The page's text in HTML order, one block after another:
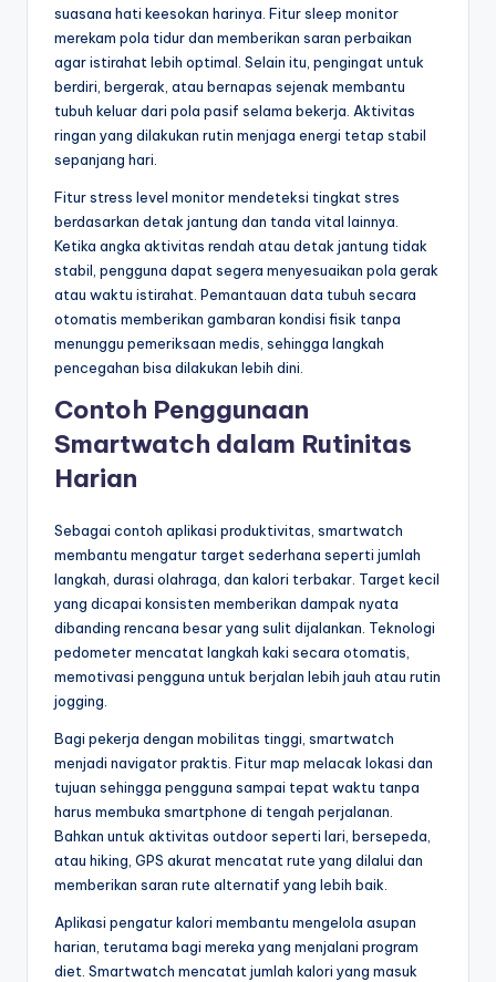
suasana hati keesokan harinya. Fitur sleep monitor
merekam pola tidur dan memberikan saran perbaikan
agar istirahat lebih optimal. Selain itu, pengingat untuk
berdiri, bergerak, atau bernapas sejenak membantu
tubuh keluar dari pola pasif selama bekerja. Aktivitas
ringan yang dilakukan rutin menjaga energi tetap stabil
sepanjang hari.
Fitur stress level monitor mendeteksi tingkat stres
berdasarkan detak jantung dan tanda vital lainnya.
Ketika angka aktivitas rendah atau detak jantung tidak
stabil, pengguna dapat segera menyesuaikan pola gerak
atau waktu istirahat. Pemantauan data tubuh secara
otomatis memberikan gambaran kondisi fisik tanpa
menunggu pemeriksaan medis, sehingga langkah
pencegahan bisa dilakukan lebih dini.
Contoh Penggunaan
Smartwatch dalam Rutinitas
Harian
Sebagai contoh aplikasi produktivitas, smartwatch
membantu mengatur target sederhana seperti jumlah
langkah, durasi olahraga, dan kalori terbakar. Target kecil
yang dicapai konsisten memberikan dampak nyata
dibanding rencana besar yang sulit dijalankan. Teknologi
pedometer mencatat langkah kaki secara otomatis,
memotivasi pengguna untuk berjalan lebih jauh atau rutin
jogging.
Bagi pekerja dengan mobilitas tinggi, smartwatch
menjadi navigator praktis. Fitur map melacak lokasi dan
tujuan sehingga pengguna sampai tepat waktu tanpa
harus membuka smartphone di tengah perjalanan.
Bahkan untuk aktivitas outdoor seperti lari, bersepeda,
atau hiking, GPS akurat mencatat rute yang dilalui dan
memberikan saran rute alternatif yang lebih baik.
Aplikasi pengatur kalori membantu mengelola asupan
harian, terutama bagi mereka yang menjalani program
diet. Smartwatch mencatat jumlah kalori yang masuk